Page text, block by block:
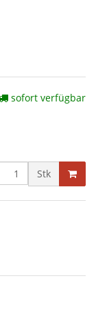
sofort verfügbar
Stk